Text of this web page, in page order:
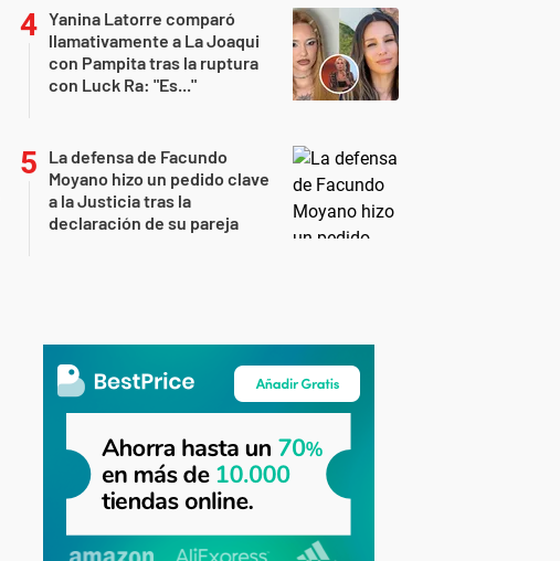
Yanina Latorre comparó
llamativamente a La Joaqui
con Pampita tras la ruptura
con Luck Ra: "Es..."
La defensa de Facundo
Moyano hizo un pedido clave
a la Justicia tras la
declaración de su pareja